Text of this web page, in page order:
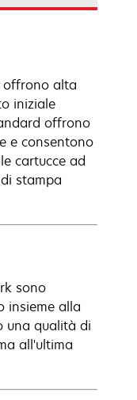
offrono alta
iniziale
offrono
e consentono
cartucce ad
stampa
sono
insieme alla
una qualità di
all'ultima